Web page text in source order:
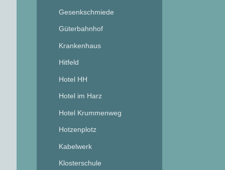
Gesenkschmiede
Güterbahnhof
Krankenhaus
Hitfeld
Hotel HH
Hotel im Harz
Hotel Krummenweg
Hotzenplotz
Kabelwerk
Klosterschule